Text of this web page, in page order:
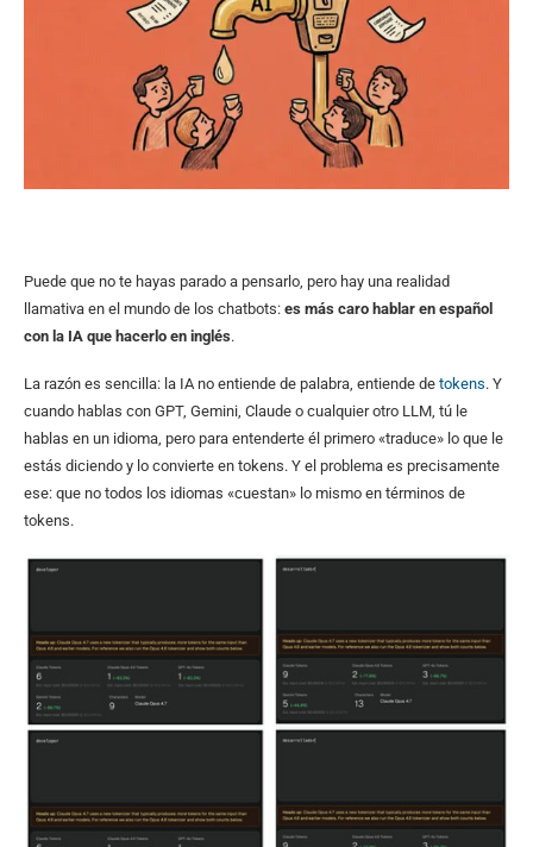
Puede que no te hayas parado a pensarlo, pero hay una realidad
llamativa en el mundo de los chatbots: es más caro hablar en español
con la IA que hacerlo en inglés.
La razón es sencilla: la IA no entiende de palabra, entiende de tokens. Y
cuando hablas con GPT, Gemini, Claude o cualquier otro LLM, tú le
hablas en un idioma, pero para entenderte él primero «traduce» lo que le
estás diciendo y lo convierte en tokens. Y el problema es precisamente
ese: que no todos los idiomas «cuestan» lo mismo en términos de
tokens.